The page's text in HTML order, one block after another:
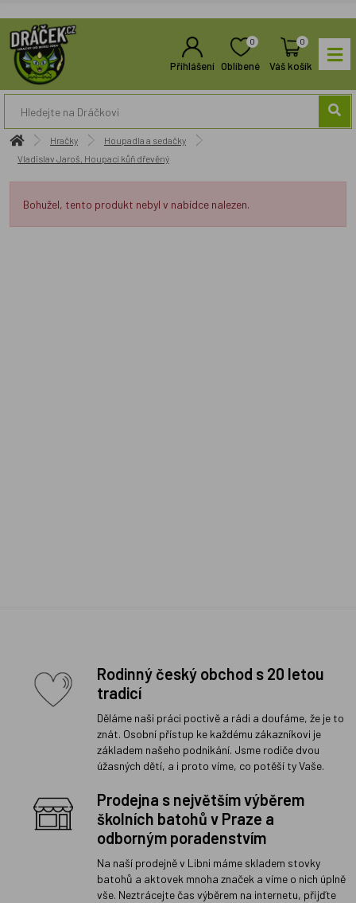
Přihlášení
0
Oblíbené
0
Váš košík
Hračky
Houpadla a sedačky
Vladislav Jaroš, Houpací kůň dřevěný
Bohužel, tento produkt nebyl v nabídce nalezen.
Rodinný český obchod s 20 letou
tradicí
Děláme naši práci poctivě a rádi a doufáme, že je to
znát. Osobní přístup ke každému zákazníkovi je
základem našeho podnikání. Jsme rodiče dvou
úžasných dětí, a i proto víme, co potěší ty Vaše.
Prodejna s největším výběrem
školních batohů v Praze a
odborným poradenstvím
Na naší prodejně v Libni máme skladem stovky
batohů a aktovek mnoha značek a víme o nich úplně
vše. Neztrácejte čas výběrem na internetu, přijďte